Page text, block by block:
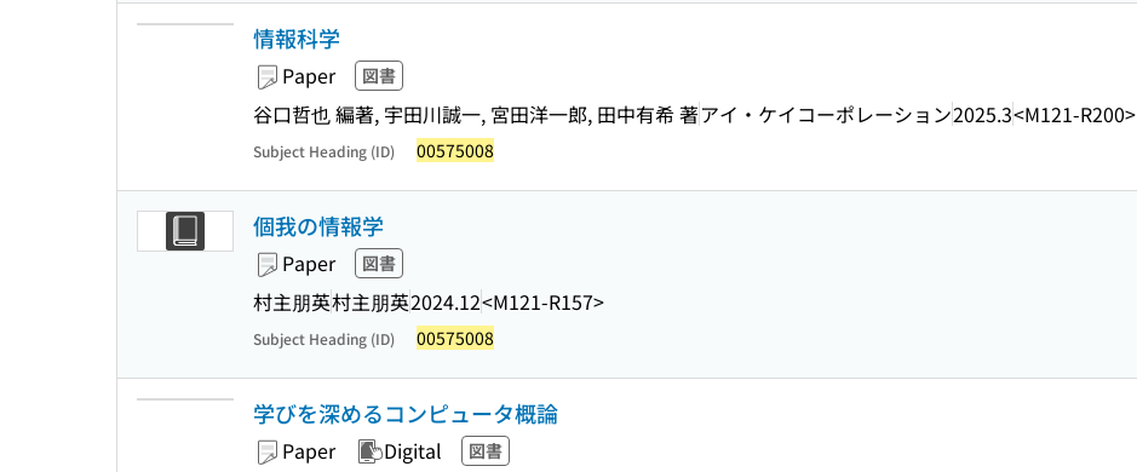
情報科学
Paper 図書
谷口哲也 編著, 宇田川誠一, 宮田洋一郎, 田中有希 著アイ・ケイコーポレーション2025.3<M121-R200>
Subject Heading (ID) 00575008
個我の情報学
Paper 図書
村主朋英村主朋英2024.12<M121-R157>
Subject Heading (ID) 00575008
学びを深めるコンピュータ概論
Paper Digital 図書